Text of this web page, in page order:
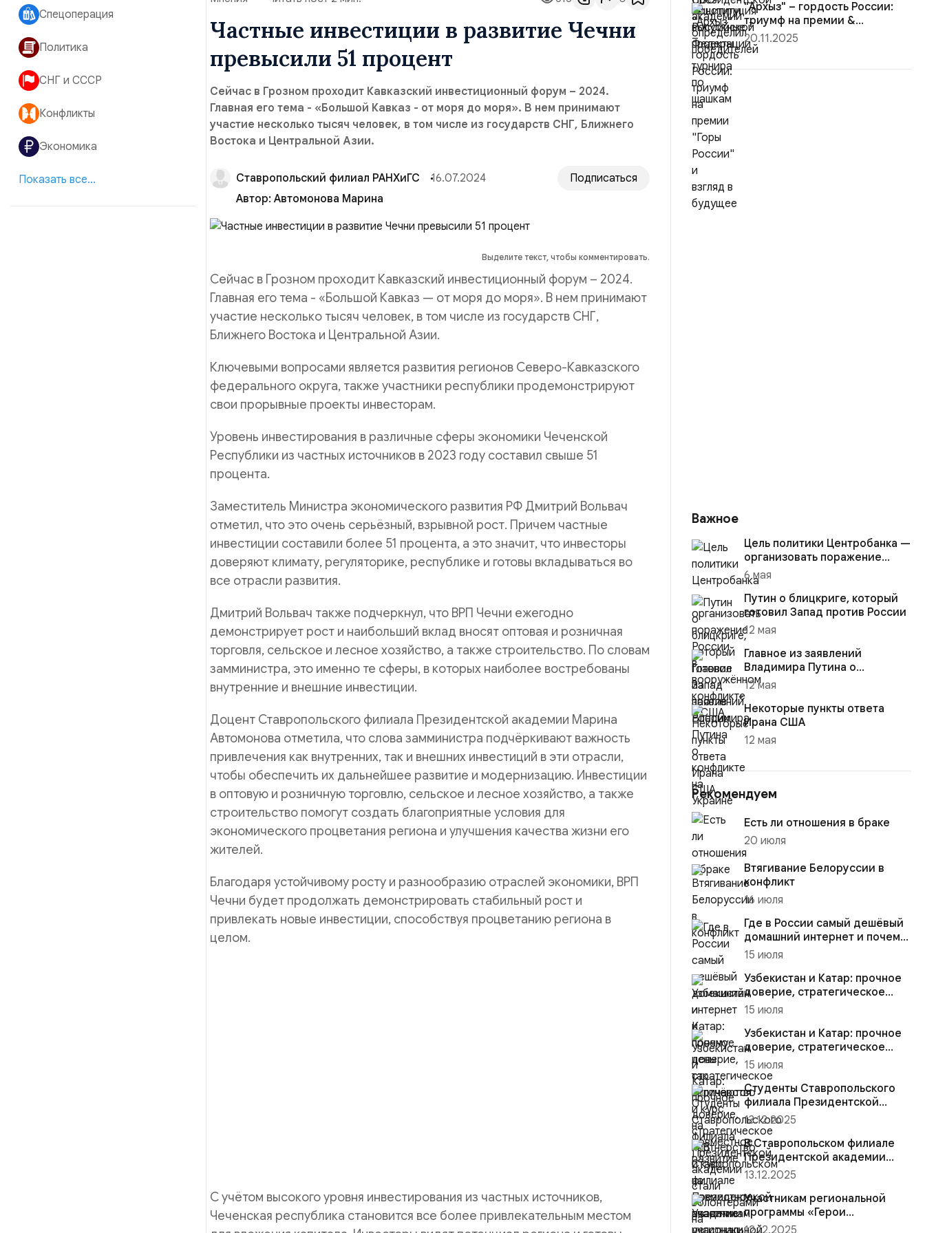
Спецоперация
Политика
СНГ и СССР
Конфликты
Экономика
Показать все...
Частные инвестиции в развитие Чечни
превысили 51 процент
Сейчас в Грозном проходит Кавказский инвестиционный форум – 2024.
Главная его тема - «Большой Кавказ - от моря до моря». В нем принимают
участие несколько тысяч человек, в том числе из государств СНГ, Ближнего
Востока и Центральной Азии.
Ставропольский филиал РАНХиГС 16.07.2024
Подписаться
Автор: Автомонова Марина
Выделите текст, чтобы комментировать.
Сейчас в Грозном проходит Кавказский инвестиционный форум – 2024.
Главная его тема - «Большой Кавказ — от моря до моря». В нем принимают
участие несколько тысяч человек, в том числе из государств СНГ,
Ближнего Востока и Центральной Азии.
Ключевыми вопросами является развития регионов Северо-Кавказского
федерального округа, также участники республики продемонстрируют
свои прорывные проекты инвесторам.
Уровень инвестирования в различные сферы экономики Чеченской
Республики из частных источников в 2023 году составил свыше 51
процента.
Заместитель Министра экономического развития РФ Дмитрий Вольвач
отметил, что это очень серьёзный, взрывной рост. Причем частные
инвестиции составили более 51 процента, а это значит, что инвесторы
доверяют климату, регуляторике, республике и готовы вкладываться во
все отрасли развития.
Дмитрий Вольвач также подчеркнул, что ВРП Чечни ежегодно
демонстрирует рост и наибольший вклад вносят оптовая и розничная
торговля, сельское и лесное хозяйство, а также строительство. По словам
замминистра, это именно те сферы, в которых наиболее востребованы
внутренние и внешние инвестиции.
Доцент Ставропольского филиала Президентской академии Марина
Автомонова отметила, что слова замминистра подчёркивают важность
привлечения как внутренних, так и внешних инвестиций в эти отрасли,
чтобы обеспечить их дальнейшее развитие и модернизацию. Инвестиции
в оптовую и розничную торговлю, сельское и лесное хозяйство, а также
строительство помогут создать благоприятные условия для
экономического процветания региона и улучшения качества жизни его
жителей.
Благодаря устойчивому росту и разнообразию отраслей экономики, ВРП
Чечни будет продолжать демонстрировать стабильный рост и
привлекать новые инвестиции, способствуя процветанию региона в
целом.
С учётом высокого уровня инвестирования из частных источников,
Чеченская республика становится все более привлекательным местом
"Архыз" – гордость России:
триумф на премии &...
20.11.2025
Важное
Цель политики Центробанка —
организовать поражение
России в вооружённом
конфликте с США
6 мая
Путин о блицкриге, который
готовил Запад против России
12 мая
Главное из заявлений
Владимира Путина о
конфликте на Украине
12 мая
Некоторые пункты ответа
Ирана США
12 мая
Рекомендуем
Есть ли отношения в браке
20 июля
Втягивание Белоруссии в
конфликт
16 июля
Где в России самый дешёвый
домашний интернет и почему
цены так отличаются
15 июля
Узбекистан и Катар: прочное
доверие, стратегическое
партнёрство и курс на со...
15 июля
Узбекистан и Катар: прочное
доверие, стратегическое
партнёрство и курс на со...
15 июля
Студенты Ставропольского
филиала Президентской
академии стали волонтёрами
на...
13.12.2025
В Ставропольском филиале
Президентской академии
участники региональной
13.12.2025
Участникам региональной
программы «Герои
Ставрополья» вручена
12.12.2025